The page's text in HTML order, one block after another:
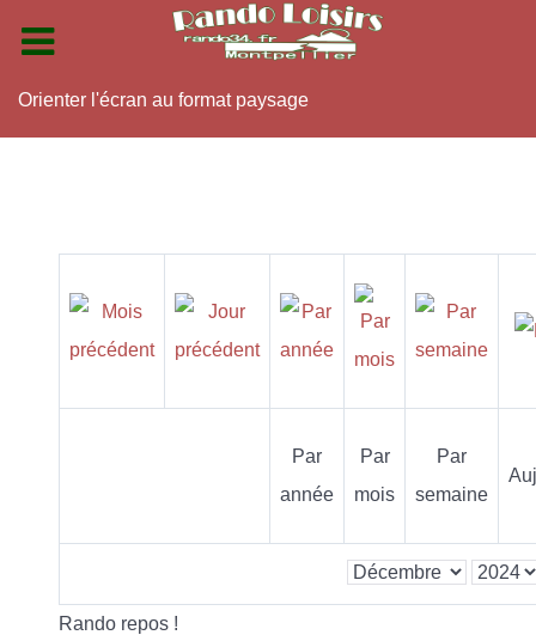
Orienter l'écran au format paysage
Par
année
Par
mois
Par
semaine
Rando repos !